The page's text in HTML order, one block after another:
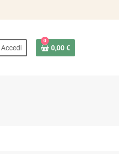
Accedi
0
0,00 €